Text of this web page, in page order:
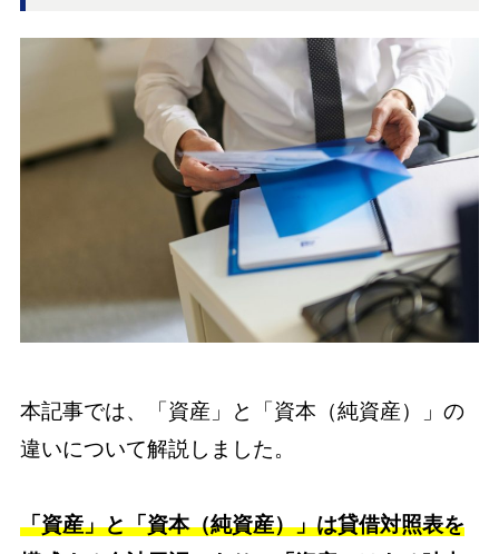
本記事では、「資産」と「資本（純資産）」の
違いについて解説しました。
「資産」と「資本（純資産）」は貸借対照表を